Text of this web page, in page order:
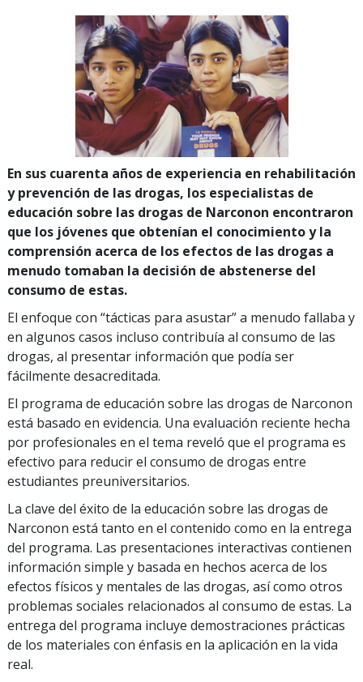
En sus cuarenta años de experiencia en rehabilitación
y prevención de las drogas, los especialistas de
educación sobre las drogas de Narconon encontraron
que los jóvenes que obtenían el conocimiento y la
comprensión acerca de los efectos de las drogas a
menudo tomaban la decisión de abstenerse del
consumo de estas.
El enfoque con “tácticas para asustar” a menudo fallaba y
en algunos casos incluso contribuía al consumo de las
drogas, al presentar información que podía ser
fácilmente desacreditada.
El programa de educación sobre las drogas de Narconon
está basado en evidencia. Una evaluación reciente hecha
por profesionales en el tema reveló que el programa es
efectivo para reducir el consumo de drogas entre
estudiantes preuniversitarios.
La clave del éxito de la educación sobre las drogas de
Narconon está tanto en el contenido como en la entrega
del programa. Las presentaciones interactivas contienen
información simple y basada en hechos acerca de los
efectos físicos y mentales de las drogas, así como otros
problemas sociales relacionados al consumo de estas. La
entrega del programa incluye demostraciones prácticas
de los materiales con énfasis en la aplicación en la vida
real.